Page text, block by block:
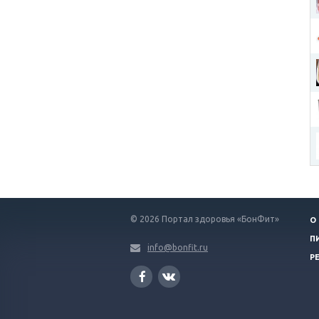
© 2026 Портал здоровья «БонФит»
info@bonfit.ru
О